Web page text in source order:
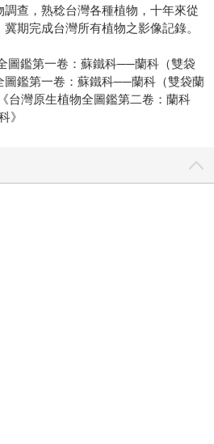
查，熟稔台灣各種植物，十年來從
期完成台灣所有植物之影像記錄。
圖鑑第一卷：蘇鐵科──蘭科（雙袋
圖鑑第一卷：蘇鐵科──蘭科（雙袋蘭
台灣原生植物全圖鑑第二卷：蘭科
》